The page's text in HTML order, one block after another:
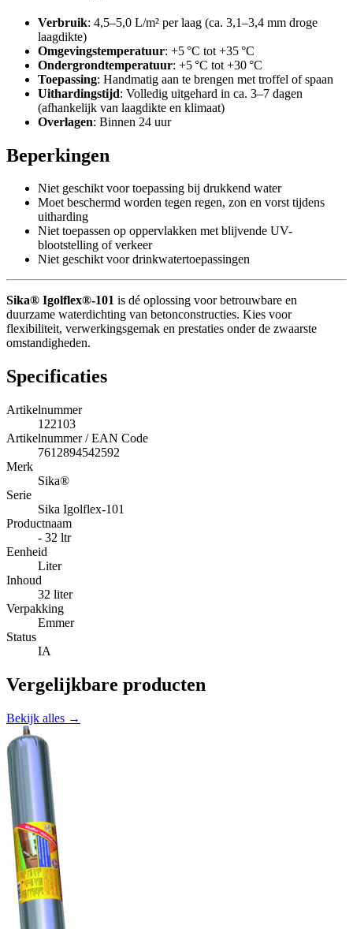
Verbruik: 4,5–5,0 L/m² per laag (ca. 3,1–3,4 mm droge
laagdikte)
Omgevingstemperatuur: +5 °C tot +35 °C
Ondergrondtemperatuur: +5 °C tot +30 °C
Toepassing: Handmatig aan te brengen met troffel of spaan
Uithardingstijd: Volledig uitgehard in ca. 3–7 dagen
(afhankelijk van laagdikte en klimaat)
Overlagen: Binnen 24 uur
Beperkingen
Niet geschikt voor toepassing bij drukkend water
Moet beschermd worden tegen regen, zon en vorst tijdens
uitharding
Niet toepassen op oppervlakken met blijvende UV-
blootstelling of verkeer
Niet geschikt voor drinkwatertoepassingen
Sika® Igolflex®-101 is dé oplossing voor betrouwbare en
duurzame waterdichting van betonconstructies. Kies voor
flexibiliteit, verwerkingsgemak en prestaties onder de zwaarste
omstandigheden.
Specificaties
Artikelnummer
122103
Artikelnummer / EAN Code
7612894542592
Merk
Sika®
Serie
Sika Igolflex-101
Productnaam
- 32 ltr
Eenheid
Liter
Inhoud
32 liter
Verpakking
Emmer
Status
IA
Vergelijkbare producten
Bekijk alles →